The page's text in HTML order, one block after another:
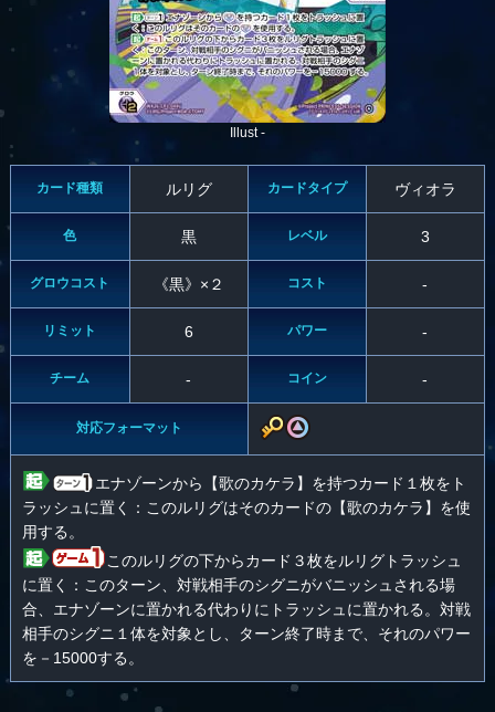
Illust -
カード種類 ルリグ カードタイプ ヴィオラ
色 黒 レベル 3
グロウコスト 《黒》×２ コスト -
リミット 6 パワー -
チーム - コイン -
対応フォーマット
エナゾーンから【歌のカケラ】を持つカード１枚をト
ラッシュに置く：このルリグはそのカードの【歌のカケラ】を使
用する。
このルリグの下からカード３枚をルリグトラッシュ
に置く：このターン、対戦相手のシグニがバニッシュされる場
合、エナゾーンに置かれる代わりにトラッシュに置かれる。対戦
相手のシグニ１体を対象とし、ターン終了時まで、それのパワー
を－15000する。